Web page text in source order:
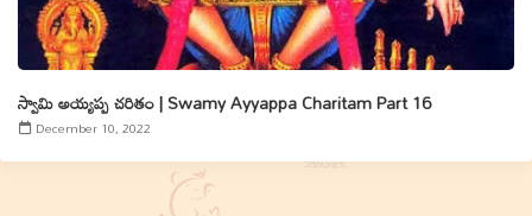
స్వామి అయ్యప్ప చరితం | Swamy Ayyappa Charitam Part 16
December 10, 2022